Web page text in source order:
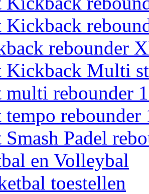
Kickback
rebounder
Kickback Multi
rebounder
rebounder
Padel
en Volleybal
toestellen